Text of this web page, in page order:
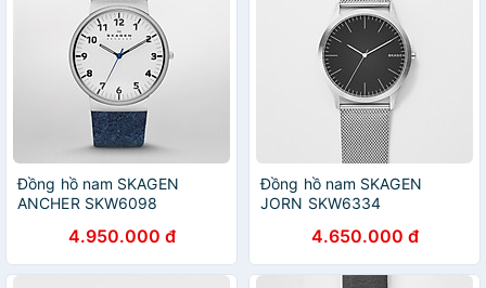
Đồng hồ nam SKAGEN
ANCHER SKW6098
4.950.000 đ
Đồng hồ nam SKAGEN
JORN SKW6334
4.650.000 đ